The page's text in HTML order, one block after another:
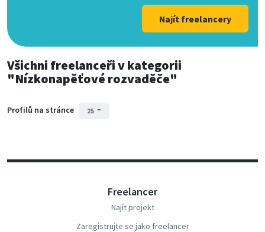
Najít freelancery
Všichni freelanceřiv kategorii
"Nízkonapěťové rozvaděče"
Profilů na stránce 25
Freelancer
Najít projekt
Zaregistrujte se jako freelancer